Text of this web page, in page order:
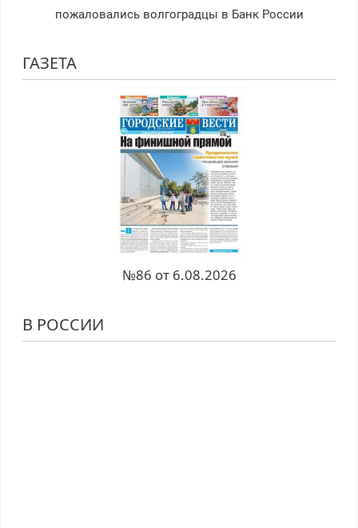
пожаловались волгоградцы в Банк России
ГАЗЕТА
№86 от 6.08.2026
В РОССИИ